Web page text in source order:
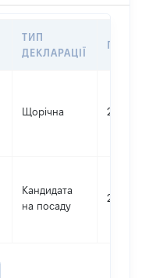
ТИП
ДЕКЛАРАЦІЇ
Щорічна 2025
Кандидата
на посаду
2025